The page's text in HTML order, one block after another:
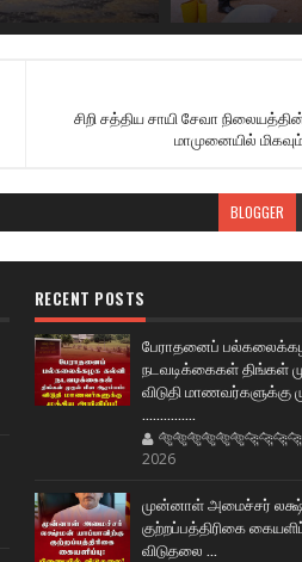
சிறி சத்திய சாயி சேவா
மாமுனையில்
BLOGGER
RECENT POSTS
பேராதனைப்
நடவடிக்கைகள் திங்கள்
விடுதி மாணவர்களுக்கு
...............
2026
முன்னாள் அமைச்சர்
குற்றப்பத்திரிகை
விடுதலை ...